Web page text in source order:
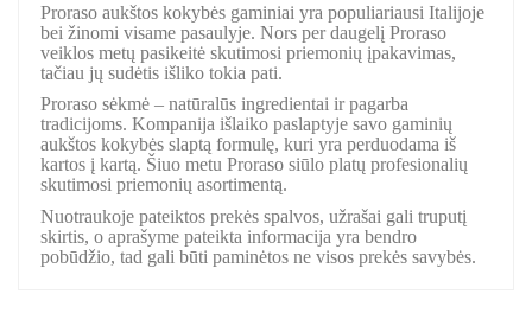
Proraso aukštos kokybės gaminiai yra populiariausi Italijoje
bei žinomi visame pasaulyje. Nors per daugelį Proraso
veiklos metų pasikeitė skutimosi priemonių įpakavimas,
tačiau jų sudėtis išliko tokia pati.
Proraso sėkmė – natūralūs ingredientai ir pagarba
tradicijoms. Kompanija išlaiko paslaptyje savo gaminių
aukštos kokybės slaptą formulę, kuri yra perduodama iš
kartos į kartą. Šiuo metu Proraso siūlo platų profesionalių
skutimosi priemonių asortimentą.
Nuotraukoje pateiktos prekės spalvos, užrašai gali truputį
skirtis, o aprašyme pateikta informacija yra bendro
pobūdžio, tad gali būti paminėtos ne visos prekės savybės.